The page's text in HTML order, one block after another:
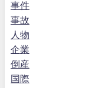
事件
事故
人物
企業
倒産
国際